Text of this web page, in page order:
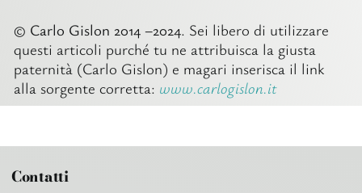
© Carlo Gislon 2014 –2024. Sei libero di utilizzare
questi articoli purché tu ne attribuisca la giusta
paternità (Carlo Gislon) e magari inserisca il link
alla sorgente corretta: www.carlogislon.it
Contatti